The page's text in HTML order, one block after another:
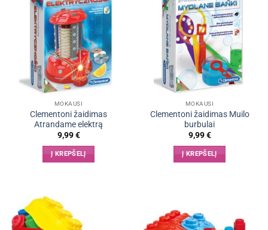
MOKAUSI
Clementoni žaidimas
Atrandame elektrą
9,99€
Į KREPŠELĮ
MOKAUSI
Clementoni žaidimas Muilo
burbulai
9,99€
Į KREPŠELĮ